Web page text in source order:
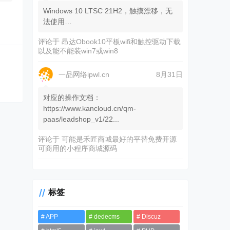
Windows 10 LTSC 21H2，触摸漂移，无
法使用…
评论于昂达Obook10平板wifi和触控驱动下载
以及能不能装win7或win8
一品网络ipwl.cn 8月31日
对应的操作文档：
https://www.kancloud.cn/qm-
paas/leadshop_v1/22...
评论于可能是禾匠商城最好的平替免费开源
可商用的小程序商城源码
标签
APP dedecms
Discuz